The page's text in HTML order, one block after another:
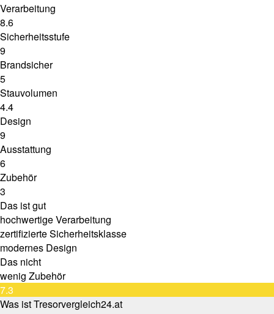
Verarbeitung
8.6
Sicherheitsstufe
9
Brandsicher
5
Stauvolumen
4.4
Design
9
Ausstattung
6
Zubehör
3
Das ist gut
hochwertige Verarbeitung
zertifizierte Sicherheitsklasse
modernes Design
Das nicht
wenig Zubehör
7.3
Was ist Tresorvergleich24.at